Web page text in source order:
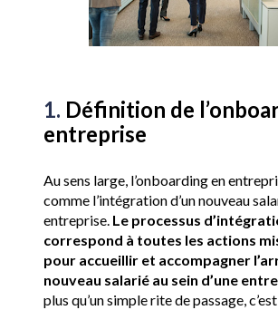
1. Définition de
entreprise
Au sens large, l’onboarding en
comme l’intégration d’un nouveau
entreprise. Le processus
correspond à toutes les actions
pour accueillir et accompagner
nouveau salarié au sein d’une
plus qu’un simple rite de passage,